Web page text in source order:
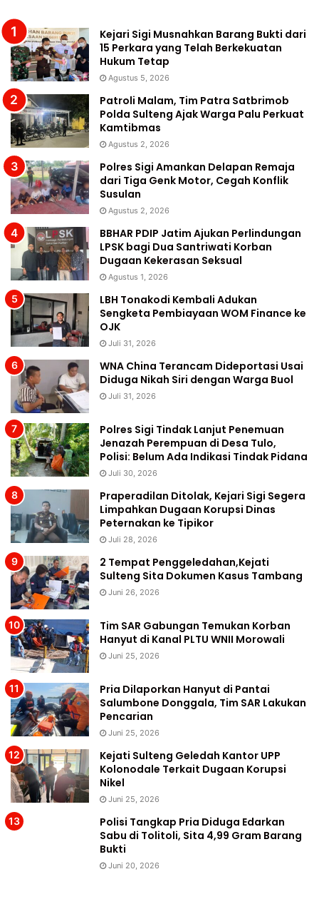
Kejari Sigi Musnahkan Barang Bukti dari
15 Perkara yang Telah Berkekuatan
Hukum Tetap
Agustus 5, 2026
Patroli Malam, Tim Patra Satbrimob
Polda Sulteng Ajak Warga Palu Perkuat
Kamtibmas
Agustus 2, 2026
Polres Sigi Amankan Delapan Remaja
dari Tiga Genk Motor, Cegah Konflik
Susulan
Agustus 2, 2026
BBHAR PDIP Jatim Ajukan Perlindungan
LPSK bagi Dua Santriwati Korban
Dugaan Kekerasan Seksual
Agustus 1, 2026
LBH Tonakodi Kembali Adukan
Sengketa Pembiayaan WOM Finance ke
OJK
Juli 31, 2026
WNA China Terancam Dideportasi Usai
Diduga Nikah Siri dengan Warga Buol
Juli 31, 2026
Polres Sigi Tindak Lanjut Penemuan
Jenazah Perempuan di Desa Tulo,
Polisi: Belum Ada Indikasi Tindak Pidana
Juli 30, 2026
Praperadilan Ditolak, Kejari Sigi Segera
Limpahkan Dugaan Korupsi Dinas
Peternakan ke Tipikor
Juli 28, 2026
2 Tempat Penggeledahan,Kejati
Sulteng Sita Dokumen Kasus Tambang
Juni 26, 2026
Tim SAR Gabungan Temukan Korban
Hanyut di Kanal PLTU WNII Morowali
Juni 25, 2026
Pria Dilaporkan Hanyut di Pantai
Salumbone Donggala, Tim SAR Lakukan
Pencarian
Juni 25, 2026
Kejati Sulteng Geledah Kantor UPP
Kolonodale Terkait Dugaan Korupsi
Nikel
Juni 25, 2026
Polisi Tangkap Pria Diduga Edarkan
Sabu di Tolitoli, Sita 4,99 Gram Barang
Bukti
Juni 20, 2026